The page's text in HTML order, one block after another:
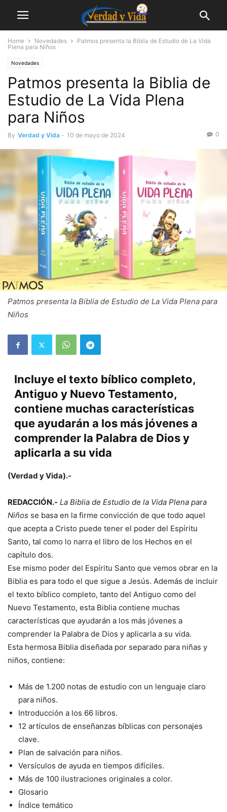
Home Novedades
Patmos presenta la Biblia de Estudio de La Vida
Plena para Niños
Novedades
Patmos presenta la Biblia de
Estudio de La Vida Plena
para Niños
By Verdad y Vida - 10 de mayo de 2024 0
Patmos presenta la Biblia de Estudio de La Vida Plena para
Niños
Incluye el texto bíblico completo,
Antiguo y Nuevo Testamento,
contiene muchas características
que ayudarán a los más jóvenes a
comprender la Palabra de Dios y
aplicarla a su vida
(Verdad y Vida).-
REDACCIÓN.- La Biblia de Estudio de la Vida Plena para
Niños se basa en la firme convicción de que todo aquel
que acepta a Cristo puede tener el poder del Espíritu
Santo, tal como lo narra el libro de los Hechos en el
capítulo dos.
Ese mismo poder del Espíritu Santo que vemos obrar en la
Biblia es para todo el que sigue a Jesús. Además de incluir
el texto bíblico completo, tanto del Antiguo como del
Nuevo Testamento, esta Biblia contiene muchas
características que ayudarán a los más jóvenes a
comprender la Palabra de Dios y aplicarla a su vida.
Esta hermosa Biblia diseñada por separado para niñas y
niños, contiene:
Más de 1.200 notas de estudio con un lenguaje claro
para niños.
Introducción a los 66 libros.
12 artículos de enseñanzas bíblicas con personajes
clave.
Plan de salvación para niños.
Versículos de ayuda en tiempos difíciles.
Más de 100 ilustraciones originales a color.
Glosario
Índice temático